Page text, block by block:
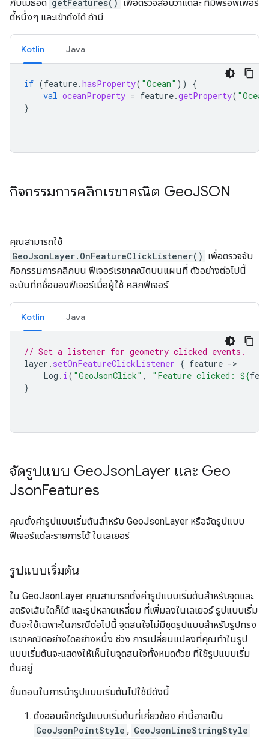
กับเมธอด getFeatures() เพื่อตรวจสอบว่าแต่ละ ที่มีพร็อพเพอร์
ตี้หนึ่งๆ และเข้าถึงได้ ถ้ามี
Kotlin Java
if (feature.hasProperty( "Ocean" ))
{
val oceanProperty = feature.getProperty(
}
กิจกรรมการคลิกเรขาคณิต GeoJSON
คุณสามารถใช้
GeoJsonLayer.OnFeatureClickListener() เพื่อตรวจจับ
กิจกรรมการคลิกบน ฟีเจอร์เรขาคณิตบนแผนที่ ตัวอย่างต่อไปนี้
จะบันทึกชื่อของฟีเจอร์เมื่อผู้ใช้ คลิกฟีเจอร์:
Kotlin Java
// Set a listener for geometry clicked events.
layer . setOnFeatureClickListener { feature -
Log . i( "GeoJsonClick" , "Feature clicked: ${
}
จัดรูปแบบ GeoJsonLayer และ Geo
JsonFeatures
คุณตั้งค่ารูปแบบเริ่มต้นสำหรับ GeoJsonLayer หรือจัดรูปแบบ
ฟีเจอร์แต่ละรายการได้ ในเลเยอร์
รูปแบบเริ่มต้น
ใน GeoJsonLayer คุณสามารถตั้งค่ารูปแบบเริ่มต้นสำหรับจุดและ
สตริงเส้นใดก็ได้ และรูปหลายเหลี่ยม ที่เพิ่มลงในเลเยอร์ รูปแบบเริ่ม
ต้นจะใช้เฉพาะในกรณีต่อไปนี้ จุดสนใจไม่มีชุดรูปแบบสำหรับรูปทรง
เรขาคณิตอย่างใดอย่างหนึ่ง ช่วง การเปลี่ยนแปลงที่คุณทำในรูป
แบบเริ่มต้นจะแสดงให้เห็นในจุดสนใจทั้งหมดด้วย ที่ใช้รูปแบบเริ่ม
ต้นอยู่
ขั้นตอนในการนำรูปแบบเริ่มต้นไปใช้มีดังนี้
ดึงออบเจ็กต์รูปแบบเริ่มต้นที่เกี่ยวข้อง ค่านี้อาจเป็น
GeoJsonPointStyle , GeoJsonLineStringStyle